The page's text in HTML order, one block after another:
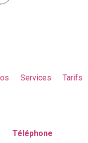
Services
Tarifs
Téléphone